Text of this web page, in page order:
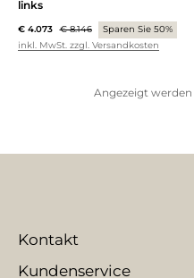
links
€ 4.073 € 8.146
Sparen Sie 50%
inkl. MwSt. zzgl. Versandkosten
Angezeigt werden
Kontakt
Kundenservice